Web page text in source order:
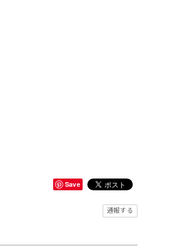
Save
通報する